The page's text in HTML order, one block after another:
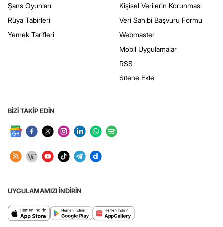
Şans Oyunları
Rüya Tabirleri
Yemek Tarifleri
Kişisel Verilerin Korunması
Veri Sahibi Başvuru Formu
Webmaster
Mobil Uygulamalar
RSS
Sitene Ekle
BİZİ TAKİP EDİN
UYGULAMAMIZI İNDİRİN